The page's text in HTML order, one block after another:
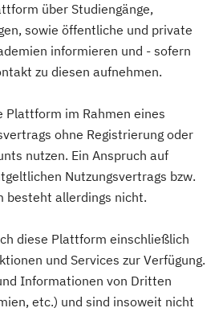
über Studiengänge,
sowie öffentliche und private
informieren und - sofern
zu diesen aufnehmen.
Plattform im Rahmen eines
ohne Registrierung oder
nutzen. Ein Anspruch auf
Nutzungsvertrags bzw.
besteht allerdings nicht.
diese Plattform einschließlich
und Services zur Verfügung.
Informationen von Dritten
etc.) und sind insoweit nicht